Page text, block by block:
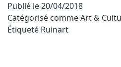
Publié le20/04/2018
Catégorisé commeArt &
Étiqueté Ruinart